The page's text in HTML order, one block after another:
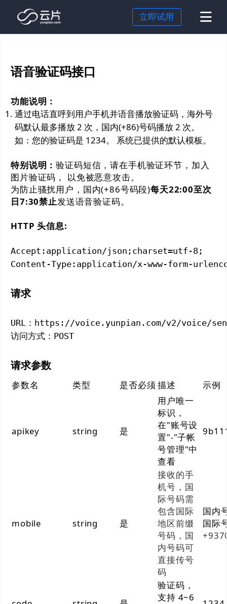
立即试用
国内短信
超级短信
语音验证码
私有化部署
身份认证
OTP
企业出海
短信营销
注册登录
行业解决方案
零售行业
电商行业
跨国企业
游戏行业
餐饮行业
价格
云片研究院
文档
关于我们
语音验证码接口
功能说明：
通过电话直呼到用户手机并语音播放验证码，海外号
码默认最多播放 2 次，国内(+86)号码播放 2 次。
如：您的验证码是 1234。 系统已提供的默认模板。
特别说明：验证码短信，请在手机验证环节，加入
图片验证码， 以免被恶意攻击。
为防止骚扰用户，国内(+86号码段)每天22:00至次
日7:30禁止发送语音验证码。
HTTP 头信息:
Accept:application/json;charset=utf-8;
Content-Type:application/x-www-form-
请求
URL：https://voice.yunpian.com/v2/voice/
访问方式：POST
请求参数
参数名 类型 是否必须 描述 示例
apikey string 是
用户唯一
标识，
在"账号设
置"-"子帐
号管理"中
查看
mobile string 是
接收的手
机号，国
际号码需
包含国际
地区前缀
号码，国
内号码可
直接传号
码
国内
国际
验证码，
支持 4~6